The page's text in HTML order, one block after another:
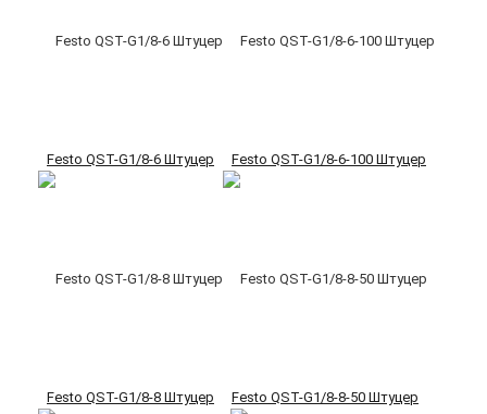
Festo QST-G1/8-6 Штуцер Festo QST-G1/8-6-100 Штуцер
Festo QST-G1/8-8 Штуцер Festo QST-G1/8-8-50 Штуцер